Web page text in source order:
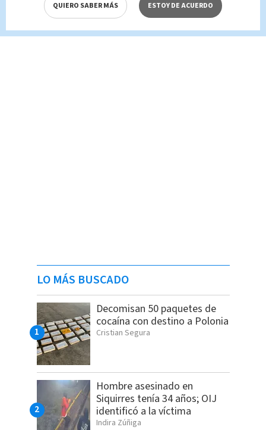
LO MÁS BUSCADO
Decomisan 50 paquetes de
cocaína con destino a Polonia
Cristian Segura
Hombre asesinado en
Siquirres tenía 34 años; OIJ
identificó a la víctima
Indira Zúñiga
QUIERO SABER MÁS ESTOY DE ACUERDO